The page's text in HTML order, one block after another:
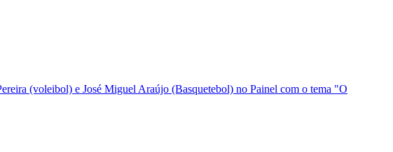
(voleibol) e José Miguel Araújo (Basquetebol) no Painel com o tema "O